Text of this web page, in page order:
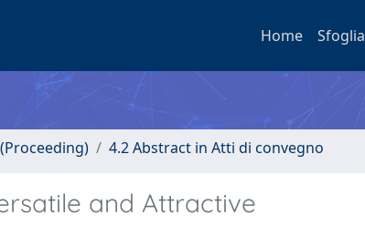
Home Sfoglia
4.2 Abstract in Atti di convegno
and Attractive